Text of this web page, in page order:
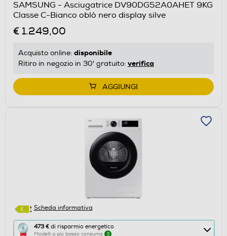
il
Calcolatore
di
energetico
di
Youreko.
SAMSUNG - Asciugatrice DV90DG52A0AHET 9KG
Classe C-Bianco oblò nero display silve
€ 1.249,00
Acquisto online: disponibile
Ritiro in negozio in 30' gratuito: verifica
AGGIUNGI
Scheda informativa
473 € di risparmio energetico
Modelli a più basso consumo 3
Questa